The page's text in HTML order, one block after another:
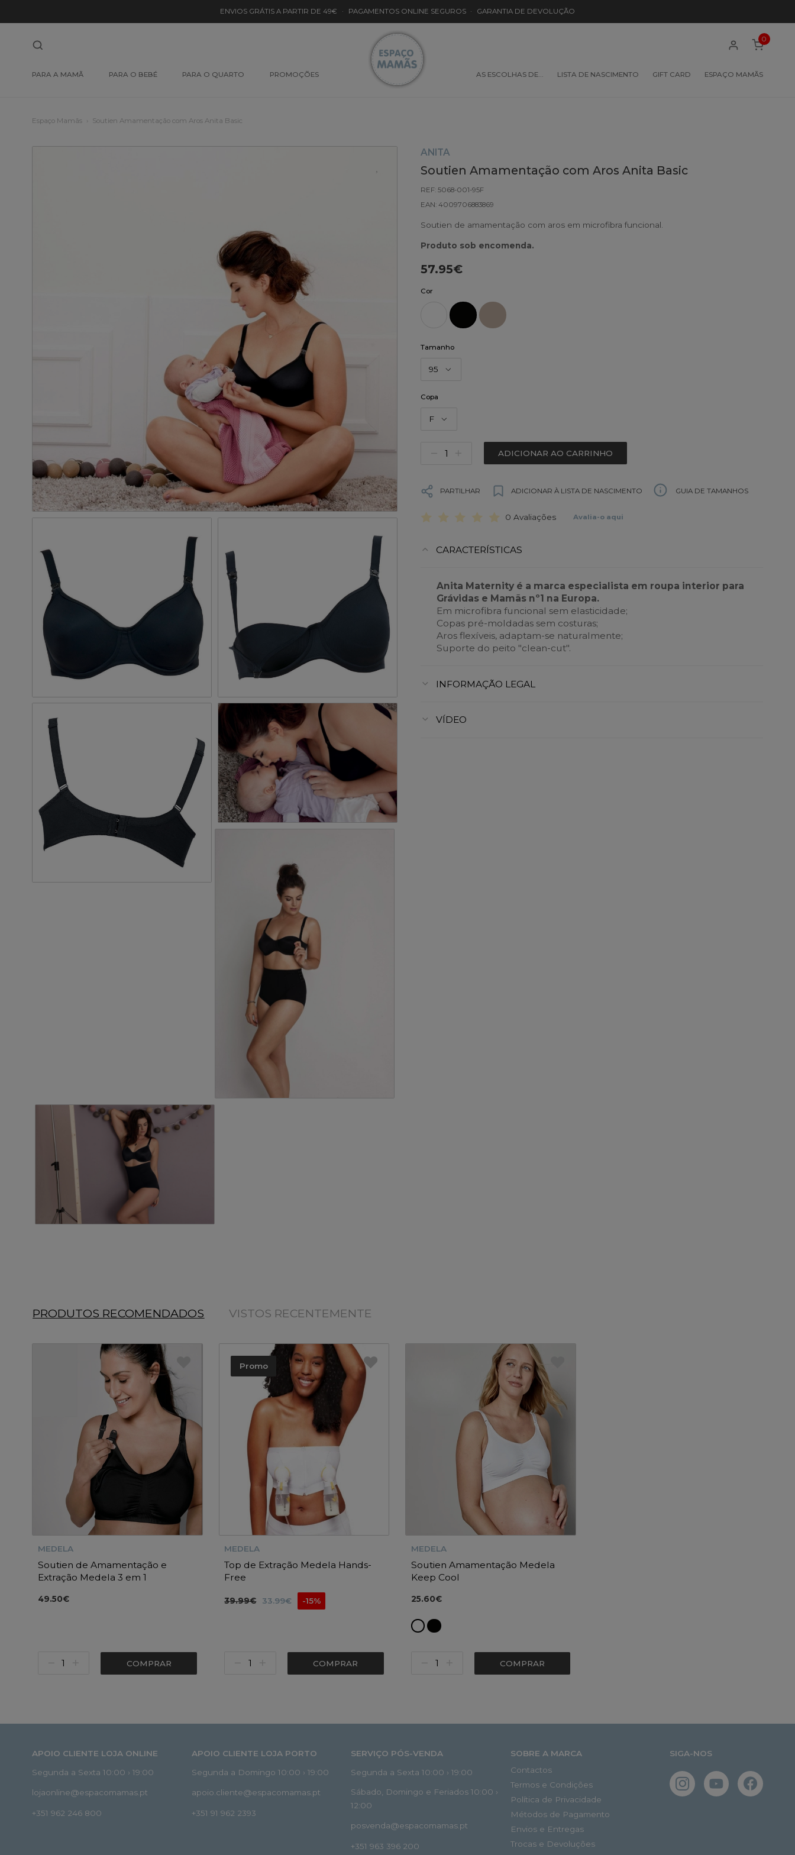
ENVIOS GRÁTIS A PARTIR DE 49€ · PAGAMENTOS ONLINE SEGUROS · GARANTIA DE DEVOLUÇÃO
PARA A MAMÃ PARA O BEBÉ PARA O QUARTO PROMOÇÕES AS ESCOLHAS DE… LISTA DE NASCIMENTO GIFT CARD ESPAÇO MAMÃS
0
Espaço Mamãs Soutien Amamentação com Aros Anita Basic
ANITA
Soutien Amamentação com Aros Anita Basic
REF: 5068-001-95F
EAN: 4009706883869
Soutien de amamentação com aros em microfibra funcional.
Produto sob encomenda.
57.95€
Cor
Tamanho
95
Copa
F
ADICIONAR AO CARRINHO
PARTILHAR ADICIONAR À LISTA DE NASCIMENTO GUIA DE TAMANHOS
0 Avaliações Avalia-o aqui
CARACTERÍSTICAS
Anita Maternity é a marca especialista em roupa interior para
Grávidas e Mamãs nº1 na Europa.
Em microfibra funcional sem elasticidade;
Copas pré-moldadas sem costuras;
Aros flexíveis, adaptam-se naturalmente;
Suporte do peito "clean-cut".
INFORMAÇÃO LEGAL
VÍDEO
PRODUTOS RECOMENDADOS VISTOS RECENTEMENTE
MEDELA
Soutien de Amamentação e
Extração Medela 3 em 1
49.50€
COMPRAR
Promo
MEDELA
Top de Extração Medela Hands-
Free
39.99€ 33.99€ -15%
COMPRAR
MEDELA
Soutien Amamentação Medela
Keep Cool
25.60€
COMPRAR
APOIO CLIENTE LOJA ONLINE
Segunda a Sexta 10:00 › 19:00
lojaonline@espacomamas.pt
+351 962 246 800
APOIO CLIENTE LOJA PORTO
Segunda a Domingo 10:00 › 19:00
apoio.cliente@espacomamas.pt
+351 91 962 2393
SERVIÇO PÓS-VENDA
Segunda a Sexta 10:00 › 19:00
Sábado, Domingo e Feriados 10:00 ›
12:00
posvenda@espacomamas.pt
+351 963 396 200
SOBRE A MARCA
Contactos
Termos e Condições
Política de Privacidade
Métodos de Pagamento
Envios e Entregas
Trocas e Devoluções
SIGA-NOS